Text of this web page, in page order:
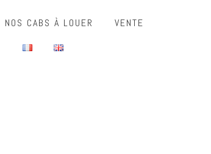
NOS CABS À LOUER
VENTE